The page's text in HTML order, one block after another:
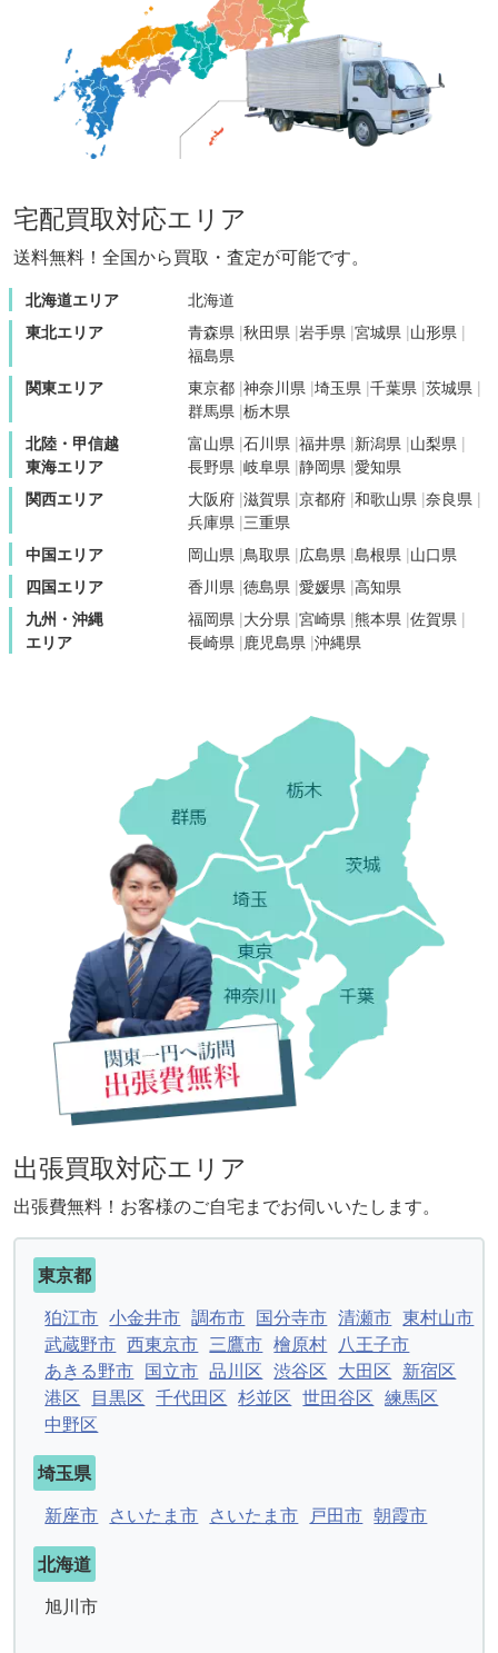
宅配買取対応エリア
送料無料！全国から買取・査定が可能です。
北海道エリア
北海道
東北エリア
青森県 秋田県 岩手県 宮城県 山形県
福島県
関東エリア
東京都 神奈川県 埼玉県 千葉県 茨城県
群馬県 栃木県
北陸・甲信越
東海エリア
富山県 石川県 福井県 新潟県 山梨県
長野県 岐阜県 静岡県 愛知県
関西エリア
大阪府 滋賀県 京都府 和歌山県 奈良県
兵庫県 三重県
中国エリア
岡山県 鳥取県 広島県 島根県 山口県
四国エリア
香川県 徳島県 愛媛県 高知県
九州・沖縄
エリア
福岡県 大分県 宮崎県 熊本県 佐賀県
長崎県 鹿児島県 沖縄県
出張買取対応エリア
出張費無料！お客様のご自宅までお伺いいたします。
東京都
狛江市 小金井市 調布市 国分寺市 清瀬市 東村山市
武蔵野市 西東京市 三鷹市 檜原村 八王子市
あきる野市 国立市 品川区 渋谷区 大田区 新宿区
港区 目黒区 千代田区 杉並区 世田谷区 練馬区
中野区
埼玉県
新座市 さいたま市 さいたま市 戸田市 朝霞市
北海道
旭川市